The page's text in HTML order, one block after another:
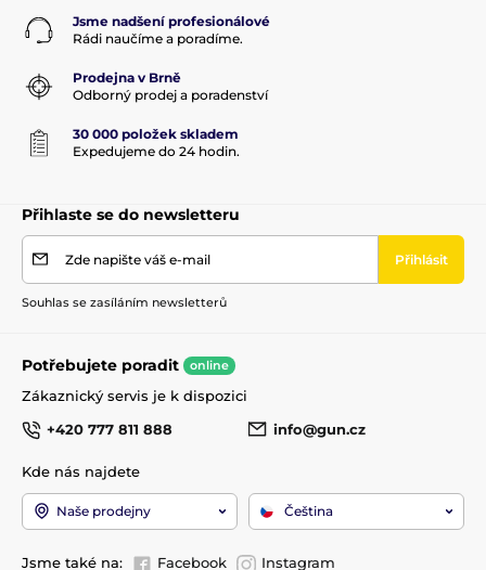
Jsme nadšení profesionálové
Rádi naučíme a poradíme.
Prodejna v Brně
Odborný prodej a poradenství
30 000 položek skladem
Expedujeme do 24 hodin.
Přihlaste se do newsletteru
Zde napište váš e-mail Přihlásit
Souhlas se zasíláním newsletterů
Potřebujete poradit online
Zákaznický servis je k dispozici
+420 777 811 888
info@gun.cz
Kde nás najdete
Naše prodejny Čeština
Jsme také na: Facebook Instagram